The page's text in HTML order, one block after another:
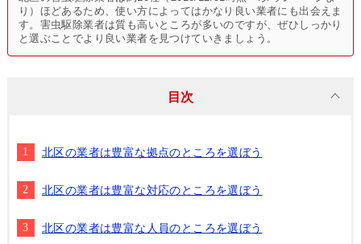
り）ほどあるため、使い方によってはかなり良い業者にも出会えま
す。害虫駆除業者は質も高いところが多いのですが、ぜひしっかり
と選ぶことでより良い業者を見つけていきましょう。
目次
北区の業者は豊富な拠点のところを選ぼう
北区の業者は豊富な対応のところを選ぼう
北区の業者は豊富な人員のところを選ぼう